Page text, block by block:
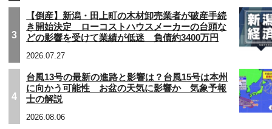
3
【倒産】新潟・田上町の木材卸売業者が破産手続
き開始決定 ローコストハウスメーカーの台頭な
どの影響を受けて業績が低迷 負債約3400万円
2026.07.27
4
台風13号の最新の進路と影響は？台風15号は本州
に向かう可能性 お盆の天気に影響か 気象予報
士の解説
2026.08.06